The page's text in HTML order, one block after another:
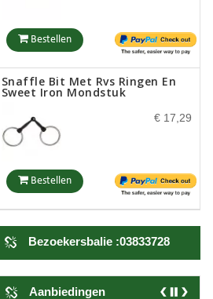
Bestellen
Snaffle Bit Met Rvs Ringen En
Sweet Iron Mondstuk
€ 17,29
Bestellen
Kinriem Leer
€ 10,15
Bezoekersbalie :03833728
Aanbiedingen